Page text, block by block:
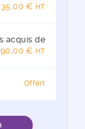
€ HT
acquis de
€ HT
Offert